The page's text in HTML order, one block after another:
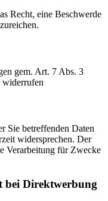
Recht, eine Beschwerde
gem. Art. 7 Abs. 3
Sie betref­fenden Daten
wider­sprechen. Der
Verar­beitung für Zwecke
bei Direkt­werbung